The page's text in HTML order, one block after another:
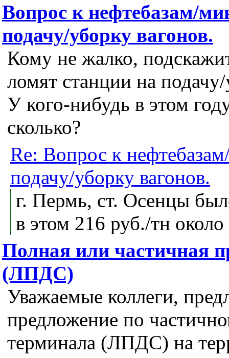
Вопрос к нефтебазам/
подачу/уборку вагонов.
Кому не жалко,
ломят станции на
У кого-нибудь в этом
сколько?
Re: Вопрос к
подачу/уборку вагонов.
г. Пермь, ст. Осенцы
в этом 216 руб./тн около
Полная или частичная
(ЛПДС)
Уважаемые коллеги,
предложение по
терминала (ЛПДС) на